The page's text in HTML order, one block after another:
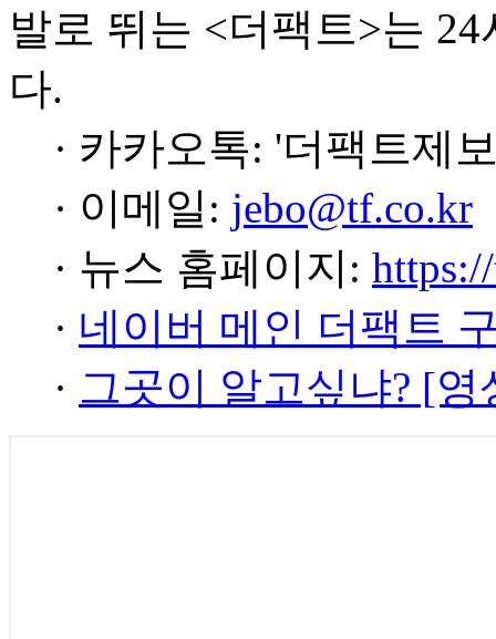
발로 뛰는 <더팩트>는
다.
· 카카오톡: '더팩트제
· 이메일: jebo@tf.co.kr
· 뉴스 홈페이지:
· 네이버 메인 더팩트
· 그곳이 알고싶냐? [